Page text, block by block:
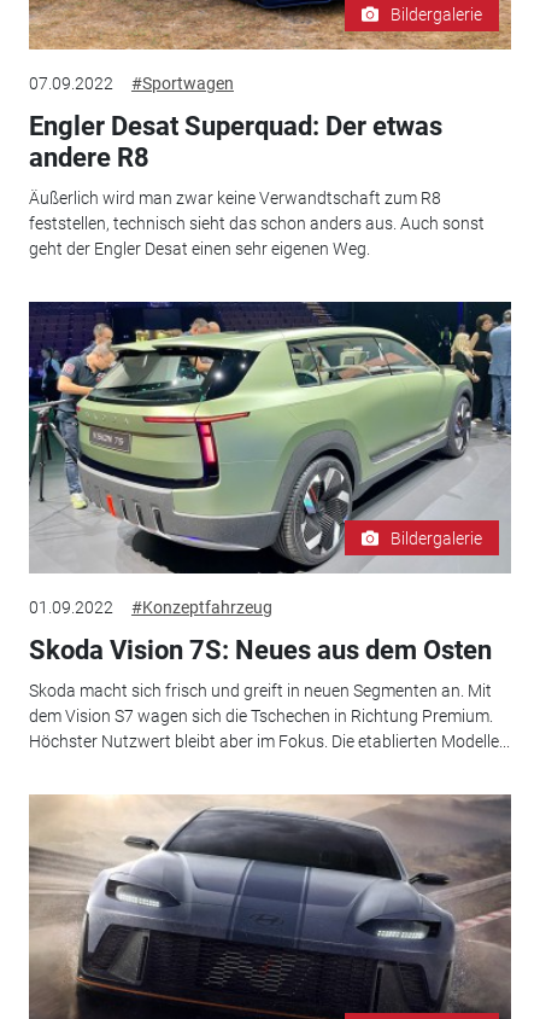
Bildergalerie
07.09.2022 #Sportwagen
Engler Desat Superquad: Der etwas
andere R8
Äußerlich wird man zwar keine Verwandtschaft zum R8
feststellen, technisch sieht das schon anders aus. Auch sonst
geht der Engler Desat einen sehr eigenen Weg.
Bildergalerie
01.09.2022 #Konzeptfahrzeug
Skoda Vision 7S: Neues aus dem Osten
Skoda macht sich frisch und greift in neuen Segmenten an. Mit
dem Vision S7 wagen sich die Tschechen in Richtung Premium.
Höchster Nutzwert bleibt aber im Fokus. Die etablierten Modelle...